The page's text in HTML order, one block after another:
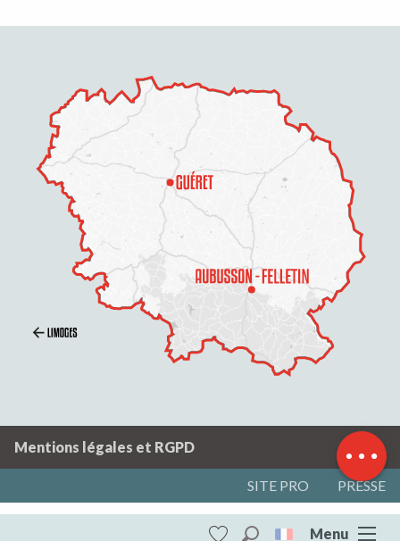
Menu
Horaires
Mentions légales et RGPD
SITE PRO PRESSE